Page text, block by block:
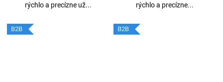
rýchlo a precízne už...
rýchlo a precízne...
B2B B2B